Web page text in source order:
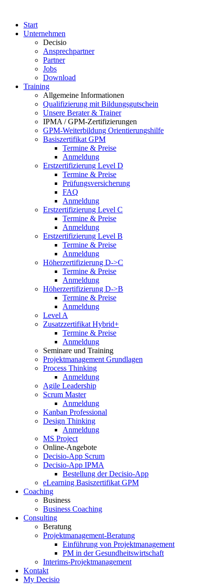
Start
Unternehmen
Decisio
Ansprechpartner
Partner
Jobs
Download
Training
Allgemeine Informationen
Qualifizierung mit Bildungsgutschein
Unsere Berater & Trainer
IPMA / GPM-Zertifizierungen
GPM-Weiterbildung Orientierungshilfe
Basiszertifikat GPM
Termine & Preise
Anmeldung
Erstzertifizierung Level D
Termine & Preise
Prüfungsversicherung
FAQ
Anmeldung
Erstzertifizierung Level C
Termine & Preise
Anmeldung
Erstzertifizierung Level B
Termine & Preise
Anmeldung
Höherzertifizierung D->C
Termine & Preise
Anmeldung
Höherzertifizierung D->B
Termine & Preise
Anmeldung
Level A
Zusatzzertifikat Hybrid+
Termine & Preise
Anmeldung
Seminare und Training
Projektmanagement Grundlagen
Process Thinking
Anmeldung
Agile Leadership
Scrum Master
Anmeldung
Kanban Professional
Design Thinking
Anmeldung
MS Project
Online-Angebote
Decisio-App Scrum
Decisio-App IPMA
Bestellung der Decisio-App
eLearning Basiszertifikat GPM
Coaching
Business
Business Coaching
Consulting
Beratung
Projektmanagement-Beratung
Einführung von Projektmanagement
PM in der Gesundheitswirtschaft
Interims-Projektmanagement
Kontakt
My Decisio